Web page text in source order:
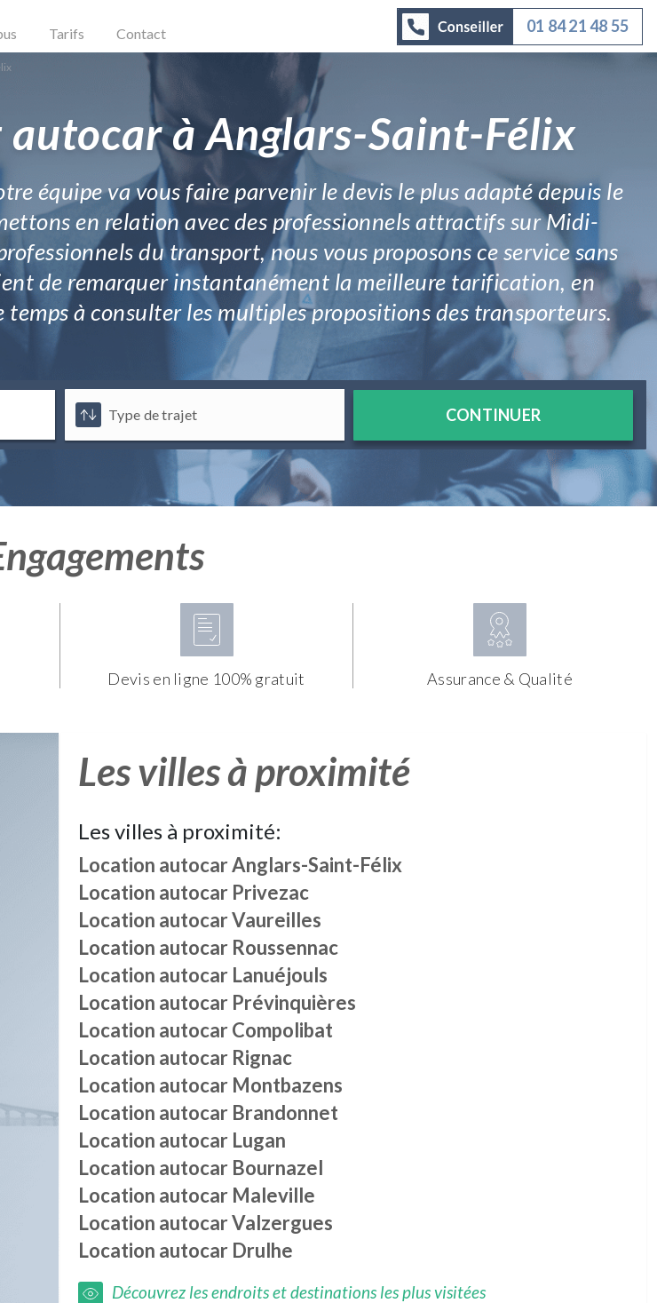
Tarifs Contact 01 84 21 48 55
à Anglars-Saint-Félix
équipe va vous faire parvenir le devis le plus adapté depuis le
en relation avec des professionnels attractifs sur Midi-
du transport, nous vous proposons ce service sans
de remarquer instantanément la meilleure tarification, en
à consulter les multiples propositions des transporteurs.
CONTINUER
Devis en ligne 100% gratuit Assurance & Qualité
Les villes à proximité
Les villes à proximité:
Location autocarAnglars-Saint-Félix
Location autocar Privezac
Location autocarVaureilles
Location autocar Roussennac
Location autocar Lanuéjouls
Location autocar Prévinquières
Location autocarCompolibat
Location autocar Rignac
Location autocar Montbazens
Location autocar Brandonnet
Location autocar Lugan
Location autocar Bournazel
Location autocar Maleville
Location autocarValzergues
Location autocar Drulhe
Découvrez les endroits et destinations les plus visitées